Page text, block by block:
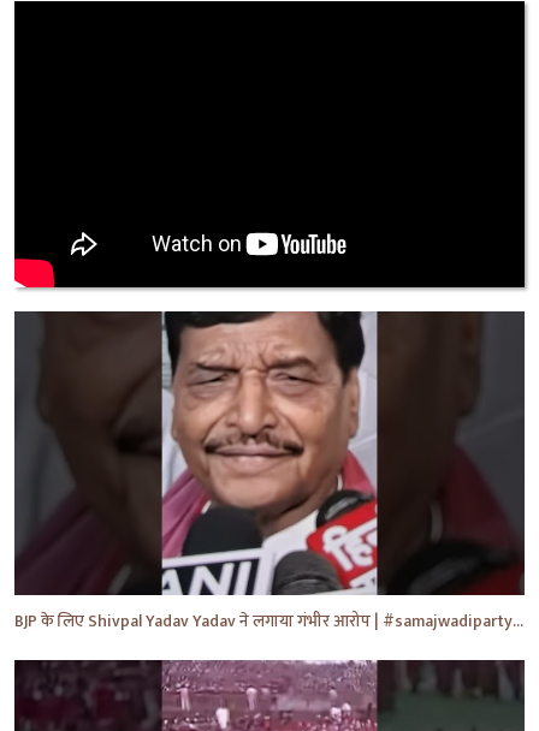
BJP के लिए Shivpal Yadav Yadav ने लगाया गंभीर आरोप | #samajwadiparty | Akhilesh Yadav | #shorts #yt